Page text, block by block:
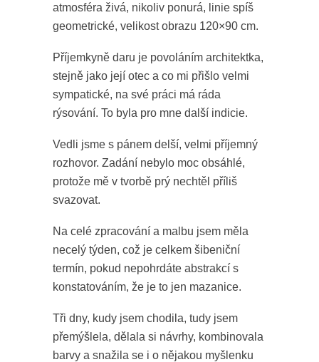
atmosféra živá, nikoliv ponurá, linie spíš
geometrické, velikost obrazu 120×90 cm.
Příjemkyně daru je povoláním architektka,
stejně jako její otec a co mi přišlo velmi
sympatické, na své práci má ráda
rýsování. To byla pro mne další indicie.
Vedli jsme s pánem delší, velmi příjemný
rozhovor. Zadání nebylo moc obsáhlé,
protože mě v tvorbě prý nechtěl příliš
svazovat.
Na celé zpracování a malbu jsem měla
necelý týden, což je celkem šibeniční
termín, pokud nepohrdáte abstrakcí s
konstatováním, že je to jen mazanice.
Tři dny, kudy jsem chodila, tudy jsem
přemýšlela, dělala si návrhy, kombinovala
barvy a snažila se i o nějakou myšlenku